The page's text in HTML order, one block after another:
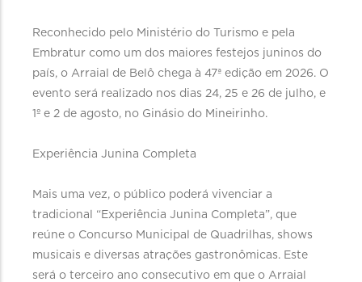
Reconhecido pelo Ministério do Turismo e pela
Embratur como um dos maiores festejos juninos do
país, o Arraial de Belô chega à 47ª edição em 2026. O
evento será realizado nos dias 24, 25 e 26 de julho, e
1º e 2 de agosto, no Ginásio do Mineirinho.
Experiência Junina Completa
Mais uma vez, o público poderá vivenciar a
tradicional “Experiência Junina Completa”, que
reúne o Concurso Municipal de Quadrilhas, shows
musicais e diversas atrações gastronômicas. Este
será o terceiro ano consecutivo em que o Arraial